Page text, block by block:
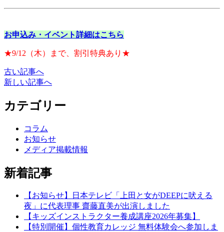
お申込み・イベント詳細はこちら
★9/12（木）まで、割引特典あり★
投
稿
ナ
シ
古い記事へ
新しい記事へ
カテゴリー
コラム
お知らせ
メディア掲載情報
新着記事
【お知らせ】日本テレビ「上田と女がDEEPに吠える
夜」に代表理事 齋藤直美が出演しました
【キッズインストラクター養成講座2026年募集】
【特別開催】個性教育カレッジ 無料体験会へ参加しま